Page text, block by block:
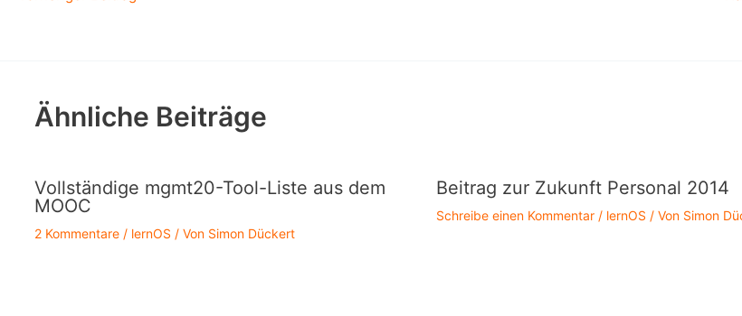
Ähnliche Beiträge
Vollständige mgmt20-Tool-Liste aus dem
MOOC
2 Kommentare / lernOS / Von Simon Dückert
Beitrag zur Zukunft Personal 2014
Schreibe einen Kommentar / lernOS / Von Simon